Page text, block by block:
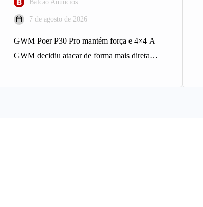
Balcao Anúncios
7 de agosto de 2026
GWM Poer P30 Pro mantém força e 4×4 A
GWM decidiu atacar de forma mais direta o